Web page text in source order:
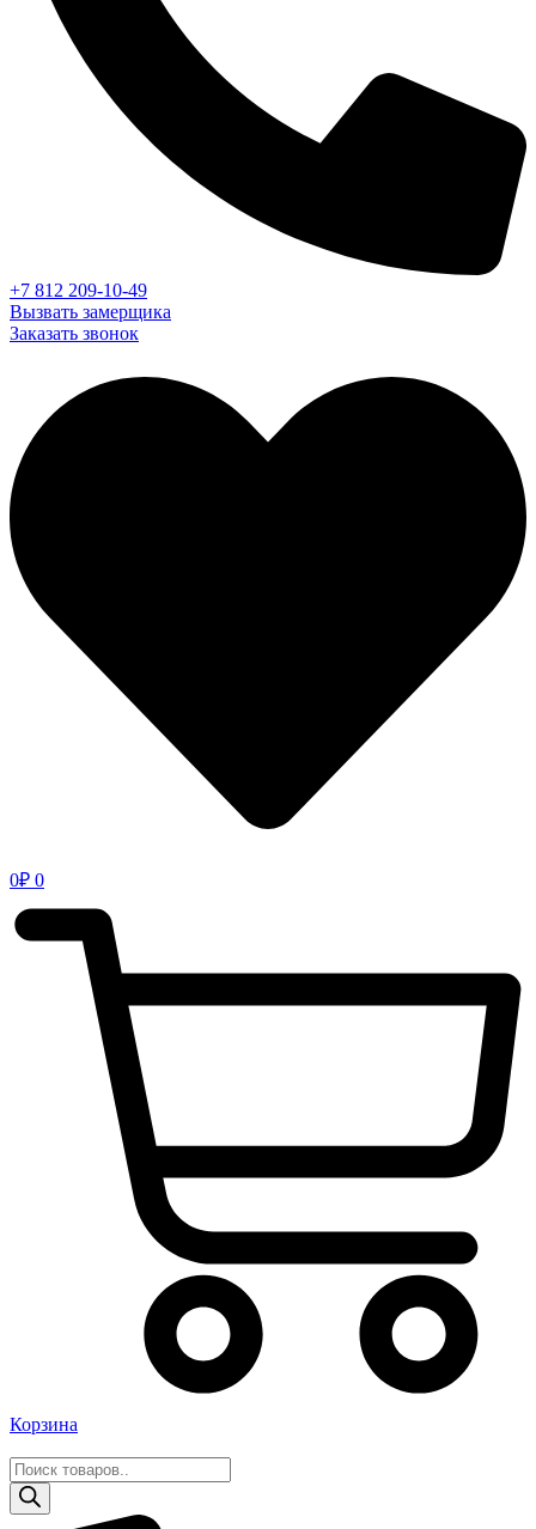
+7 812 209-10-49
Вызвать замерщика
Заказать звонок
0₽ 0
Корзина
Поиск
товаров